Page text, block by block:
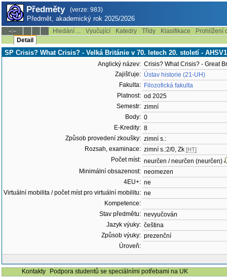
Předměty (verze: 983)
Předmět, akademický rok 2025/2026
--:-- Hledání ... Vyučující Katedry Třídy Klasifikace
Prohlížení
Detail
SP Crisis? What Crisis? - Velká Británie v 70. letech 20. století -
Anglický název: Crisis? What Crisis? - Great
Zajišťuje: Ústav historie (21-UH)
Fakulta: Filozofická fakulta
Platnost: od 2025
Semestr: zimní
Body: 0
E-Kredity: 8
Způsob provedení zkoušky: zimní s.:
Rozsah, examinace: zimní s.:2/0, Zk [HT]
Počet míst: neurčen / neurčen (neurčen)
Minimální obsazenost: neomezen
4EU+: ne
Virtuální mobilita / počet míst pro virtuální mobilitu: ne
Kompetence:
Stav předmětu: nevyučován
Jazyk výuky: čeština
Způsob výuky: prezenční
Úroveň:
Kontakty
Podpora studentů se speciálními potřebami na UK